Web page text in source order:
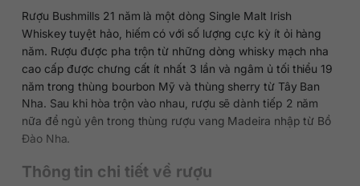
Rượu Bushmills 21 năm là một dòng Single Malt Irish
Whiskey tuyệt hảo, hiếm có với số lượng cực kỳ ít ỏi hàng
năm. Rượu được pha trộn từ những dòng whisky mạch nha
cao cấp được chưng cất ít nhất 3 lần và ngâm ủ tối thiểu 19
năm trong thùng bourbon Mỹ và thùng sherry từ Tây Ban
Nha. Sau khi hòa trộn vào nhau, rượu sẽ dành tiếp 2 năm
nữa để ngủ yên trong thùng rượu vang Madeira nhập từ Bồ
Đào Nha.
Thông tin chi tiết về rượu